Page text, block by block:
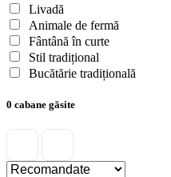
Livadă
Animale de fermă
Fântână în curte
Stil tradițional
Bucătărie tradițională
0 cabane găsite